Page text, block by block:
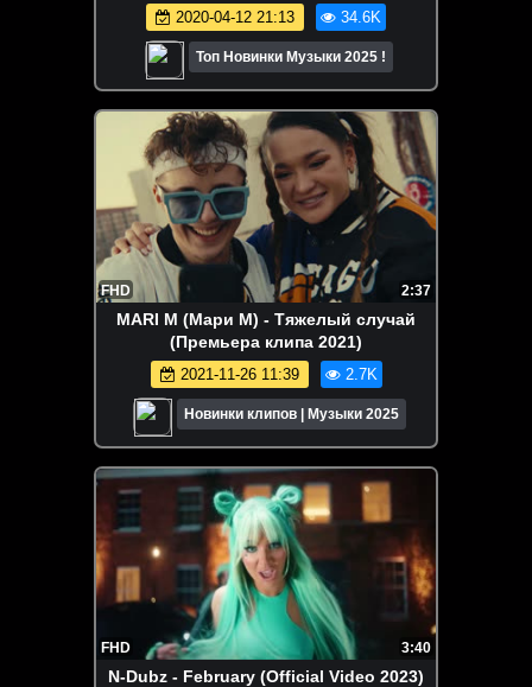
2020-04-12 21:13 34.6K
Топ Новинки Музыки 2025 !
FHD 2:37
MARI M (Мари М) - Тяжелый случай
(Премьера клипа 2021)
2021-11-26 11:39 2.7K
Новинки клипов | Музыки 2025
FHD 3:40
N-Dubz - February (Official Video 2023)